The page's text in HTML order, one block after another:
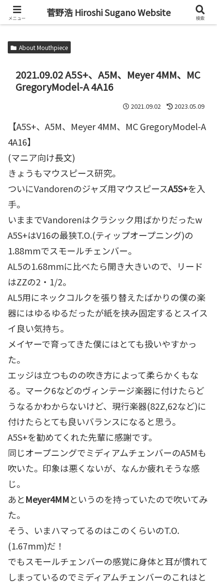
Alto Saxophone & Chromatic Harmonica Player
About Mouthpiece
2021.09.02 A5S+、A5M、Meyer 4MM、MC
GregoryModel-A 4A16
2021.09.02 2023.05.09
【A5S+、A5M、Meyer 4MM、MC GregoryModel-A
4A16】
(マニア向け長文)
きょうもマウスピース研究。
ついにVandorenのジャズ用マウスピースA5S+を入
手。
いままでVandorenはクラシック用ばかりだったw
A5S+はV16の最狭T.O.(ティップオープニング)の
1.88mmでスモールチェンバー。
AL5の1.68mmに比べたら開き大きいので、リード
はZZの2・1/2。
AL5用にネックコルクを張り替えたばかりの僕の楽
器にはゆるゆるだったが紙を挟み固定するとスイス
イ良い気持ち。
メイヤーで育ってきた僕にはとても扱いやすかっ
た。
エッジは立つものの吹き方によって柔らかくもな
る。マーク6などのヴィンテージ楽器に付けたらど
うなるかわからないけど、現行楽器(82Z,62など)に
付けたらとても良いバランスになると思う。
A5S+を勧めてくれた先輩に感謝です。
同じオープニングでミディアムチェンバーのA5Mも
吹いた。印象は悪くないが、なんか疲れそうな感
じ。
あとMeyer4MMというのを持っていたので吹いてみ
た。
そう、いまハマってるのはこのくらいのT.O.
(1.67mm)だ！
でもスモールチェンバーの感覚に身体と耳が慣れて
しまっているのでミディアムチェンバーのこれはと
メニュー 菅野浩 Hiroshi Sugano Website 検索